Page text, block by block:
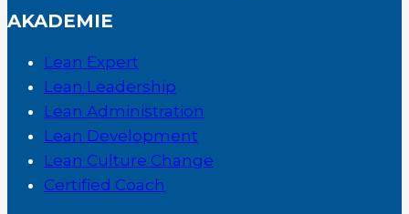
AKADEMIE
Lean Expert
Lean Leadership
Lean Administration
Lean Development
Lean Culture Change
Certified Coach